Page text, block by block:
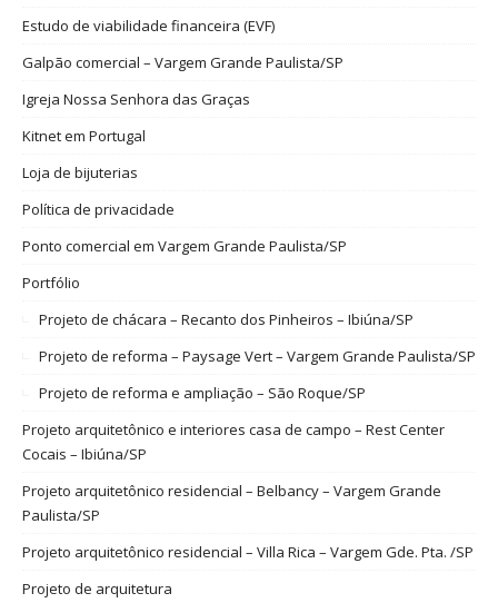
Estudo de viabilidade financeira (EVF)
Galpão comercial – Vargem Grande Paulista/SP
Igreja Nossa Senhora das Graças
Kitnet em Portugal
Loja de bijuterias
Política de privacidade
Ponto comercial em Vargem Grande Paulista/SP
Portfólio
Projeto de chácara – Recanto dos Pinheiros – Ibiúna/SP
Projeto de reforma – Paysage Vert – Vargem Grande Paulista/SP
Projeto de reforma e ampliação – São Roque/SP
Projeto arquitetônico e interiores casa de campo – Rest Center
Cocais – Ibiúna/SP
Projeto arquitetônico residencial – Belbancy – Vargem Grande
Paulista/SP
Projeto arquitetônico residencial – Villa Rica – Vargem Gde. Pta. /SP
Projeto de arquitetura